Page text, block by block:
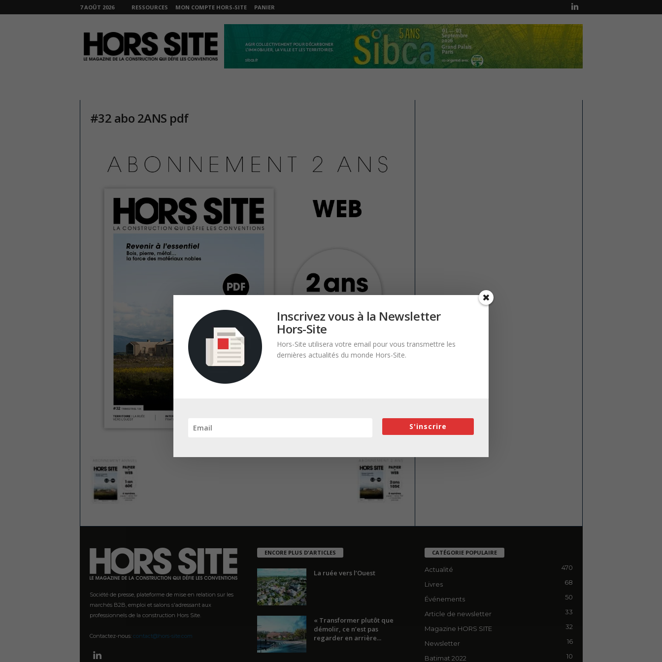
7 AOÛT 2026 RESSOURCES MON COMPTE HORS-SITE PANIER
O
#32 abo 2ANS pdf
Société de presse, plateforme de mise en relation sur les
marchés B2B, emploi et salons s'adressant aux
professionnels de la construction Hors Site.
Contactez-nous: contact@hors-site.com
ENCORE PLUS D'ARTICLES
La ruée vers l’Ouest
« Transformer plutôt que
démolir, ce n’est pas
regarder en arrière...
CATÉGORIE POPULAIRE
Actualité 470
Livres 68
Événements 50
Article de newsletter 33
Magazine HORS SITE 32
Newsletter 16
Batimat 2022 10
Inscrivez vous à la Newsletter
Hors-Site
Hors-Site utilisera votre email pour vous transmettre les
dernières actualités du monde Hors-Site.
S'inscrire